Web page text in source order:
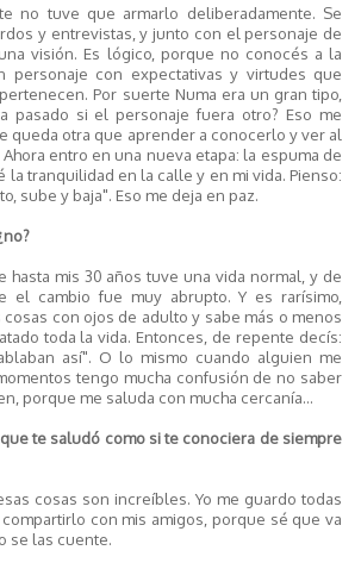
no tuve que armarlo deliberadamente. Se
y entrevistas, y junto con el personaje de
visión. Es lógico, porque no conocés a la
personaje con expectativas y virtudes que
Por suerte Numa era un gran tipo,
pasado si el personaje fuera otro? Eso me
queda otra que aprender a conocerlo y ver al
entro en una nueva etapa: la espuma de
la tranquilidad en la calle y en mi vida. Pienso:
sube y baja". Eso me deja en paz.
hasta mis 30 años tuve una vida normal, y de
el cambio fue muy abrupto. Y es rarísimo,
con ojos de adulto y sabe más o menos
toda la vida. Entonces, de repente decís:
así". O lo mismo cuando alguien me
tengo mucha confusión de no saber
porque me saluda con mucha cercanía...
que te saludó como si te conociera de siempre
cosas son increíbles. Yo me guardo todas
con mis amigos, porque sé que va
se las cuente.